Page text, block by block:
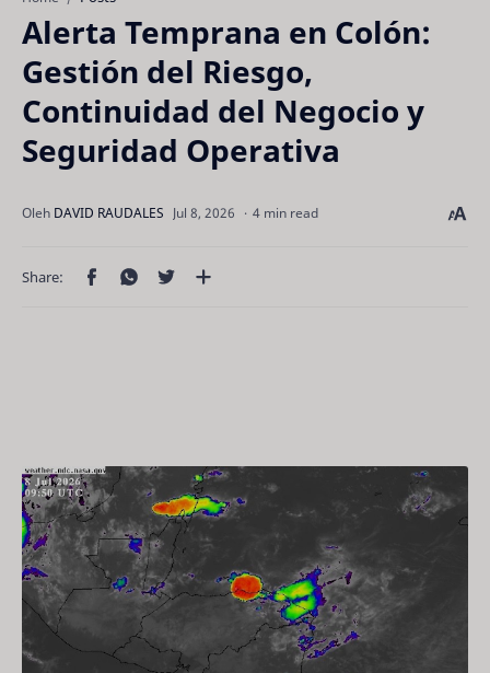
Alerta Temprana en Colón:
Gestión del Riesgo,
Continuidad del Negocio y
Seguridad Operativa
4 min read